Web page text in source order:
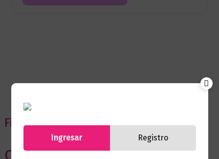
Filtrar por precio
Categorias
Ingresar Registro